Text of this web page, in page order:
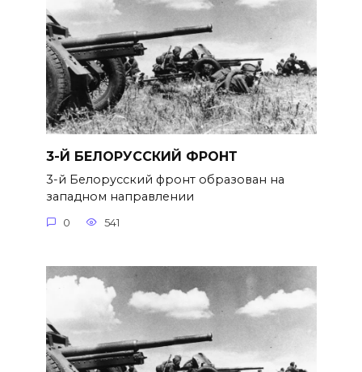
3-Й БЕЛОРУССКИЙ ФРОНТ
3-й Белорусский фронт образован на
западном направлении
0 541